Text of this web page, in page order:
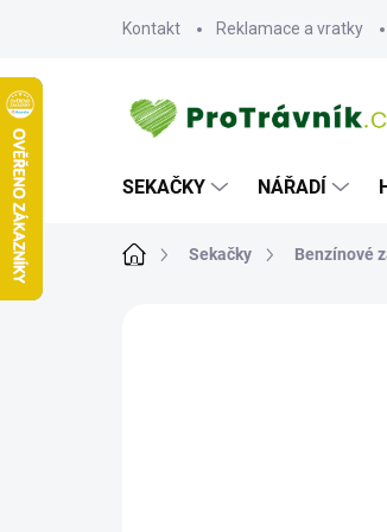
Kontakt Reklamace a vratky
SEKAČKY NÁŘADÍ
Domů Sekačky Benzínové